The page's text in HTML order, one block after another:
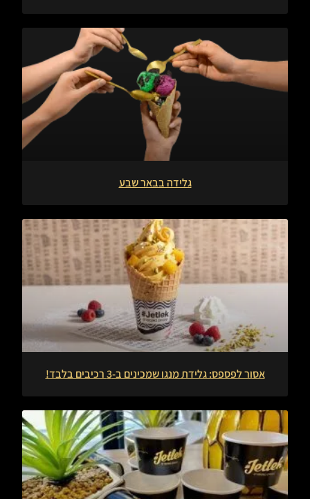
גלידה בבאר שבע
אסור לפספס: גלידת מנגו שמכינים ב-3 רכיבים בלבד!